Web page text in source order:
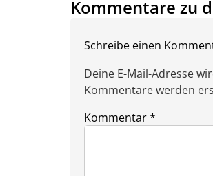
Kommentare zu
Schreibe einen
Deine E-Mail-Adresse
Kommentare werden
Kommentar*